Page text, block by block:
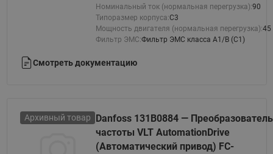
Номинальный ток (нормальная перегрузка):90
Типоразмер корпуса:C3
Мощность двигателя (нормальная перегрузка):45
Фильтр ЭМС:Фильтр ЭМС класса A1/B (C1)
Смотреть документацию
Архивный товар
Danfoss 131B0884 — Преобразователь
частоты VLT AutomationDrive
(Автоматический привод) FC-